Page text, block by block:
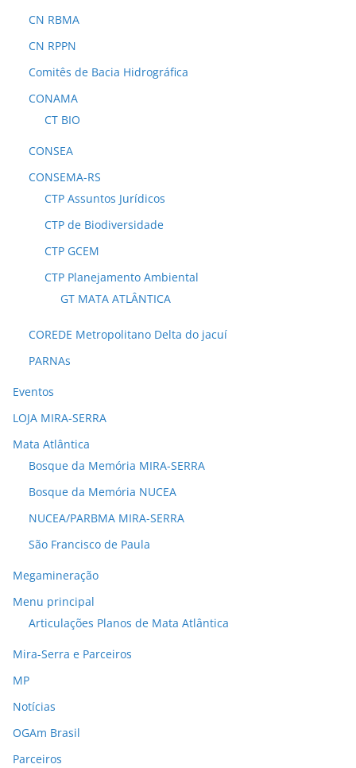
CN RBMA
CN RPPN
Comitês de Bacia Hidrográfica
CONAMA
CT BIO
CONSEA
CONSEMA-RS
CTP Assuntos Jurídicos
CTP de Biodiversidade
CTP GCEM
CTP Planejamento Ambiental
GT MATA ATLÂNTICA
COREDE Metropolitano Delta do jacuí
PARNAs
Eventos
LOJA MIRA-SERRA
Mata Atlântica
Bosque da Memória MIRA-SERRA
Bosque da Memória NUCEA
NUCEA/PARBMA MIRA-SERRA
São Francisco de Paula
Megamineração
Menu principal
Articulações Planos de Mata Atlântica
Mira-Serra e Parceiros
MP
Notícias
OGAm Brasil
Parceiros